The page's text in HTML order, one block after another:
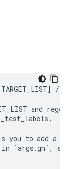
//
and
you to add a
in `args.gn`,